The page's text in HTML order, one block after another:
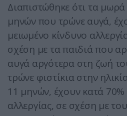
Διαπιστώθηκε ότι τα
μηνών που τρώνε αυγά,
μειωμένο κίνδυνο
σχέση με τα παιδιά που
αυγά αργότερα στη ζωή
τρώνε φιστίκια στην
11 μηνών, έχουν κατά
αλλεργίας, σε σχέση με